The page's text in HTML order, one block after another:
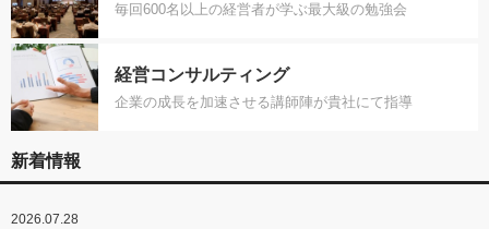
毎回600名以上の経営者が学ぶ最大級の勉強会
経営コンサルティング
企業の成長を加速させる講師陣が貴社にて指導
新着情報
2026.07.28